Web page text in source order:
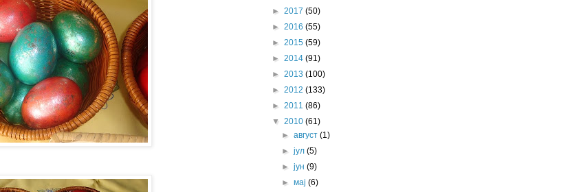
► 2017 (50)
► 2016 (55)
► 2015 (59)
► 2014 (91)
► 2013 (100)
► 2012 (133)
► 2011 (86)
▼ 2010 (61)
► август (1)
► јул (5)
► јун (9)
► мај (6)